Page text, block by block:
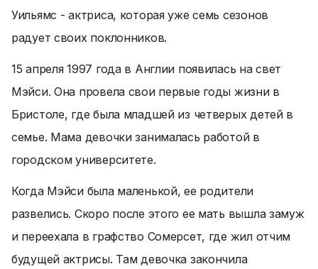
Уильямс - актриса, которая уже семь сезонов
радует своих поклонников.
15 апреля 1997 года в Англии появилась на свет
Мэйси. Она провела свои первые годы жизни в
Бристоле, где была младшей из четверых детей в
семье. Мама девочки занималась работой в
городском университете.
Когда Мэйси была маленькой, ее родители
развелись. Скоро после этого ее мать вышла замуж
и переехала в графство Сомерсет, где жил отчим
будущей актрисы. Там девочка закончила